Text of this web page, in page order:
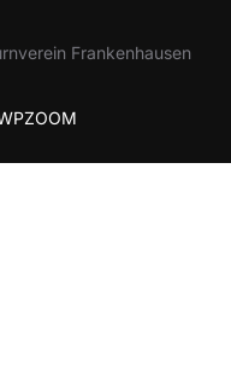
Frankenhausen